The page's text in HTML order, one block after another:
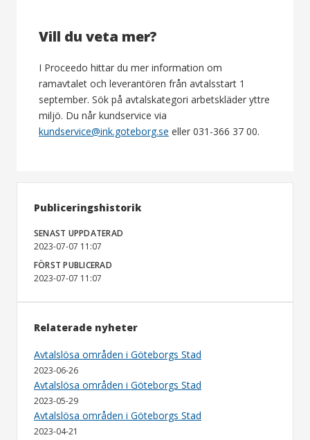
Vill du veta mer?
I Proceedo hittar du mer information om
ramavtalet och leverantören från avtalsstart 1
september. Sök på avtalskategori arbetskläder yttre
miljö. Du når kundservice via
kundservice@ink.goteborg.se eller 031-366 37 00.
Publiceringshistorik
SENAST UPPDATERAD
2023-07-07 11:07
FÖRST PUBLICERAD
2023-07-07 11:07
Relaterade nyheter
Avtalslösa områden i Göteborgs Stad
2023-06-26
Avtalslösa områden i Göteborgs Stad
2023-05-29
Avtalslösa områden i Göteborgs Stad
2023-04-21